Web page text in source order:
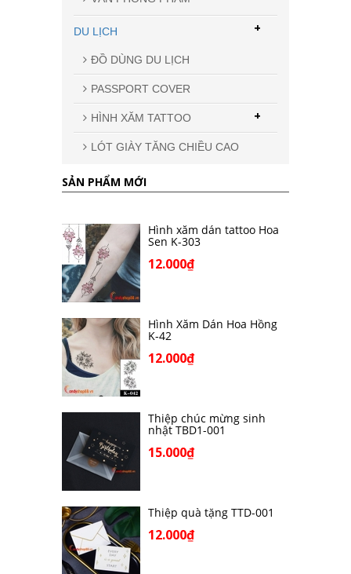
DU LỊCH
ĐỒ DÙNG DU LỊCH
PASSPORT COVER
HÌNH XĂM TATTOO +
LÓT GIÀY TĂNG CHIỀU CAO
+
SẢN PHẨM MỚI
Hình xăm dán tattoo Hoa
Sen K-303
12.000₫
Hình Xăm Dán Hoa Hồng
K-42
12.000₫
Thiệp chúc mừng sinh
nhật TBD1-001
15.000₫
Thiệp quà tặng TTD-001
12.000₫